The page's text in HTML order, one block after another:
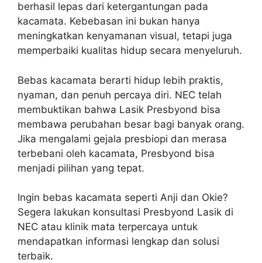
berhasil lepas dari ketergantungan pada
kacamata. Kebebasan ini bukan hanya
meningkatkan kenyamanan visual, tetapi juga
memperbaiki kualitas hidup secara menyeluruh.
Bebas kacamata berarti hidup lebih praktis,
nyaman, dan penuh percaya diri. NEC telah
membuktikan bahwa Lasik Presbyond bisa
membawa perubahan besar bagi banyak orang.
Jika mengalami gejala presbiopi dan merasa
terbebani oleh kacamata, Presbyond bisa
menjadi pilihan yang tepat.
Ingin bebas kacamata seperti Anji dan Okie?
Segera lakukan konsultasi Presbyond Lasik di
NEC atau klinik mata terpercaya untuk
mendapatkan informasi lengkap dan solusi
terbaik.